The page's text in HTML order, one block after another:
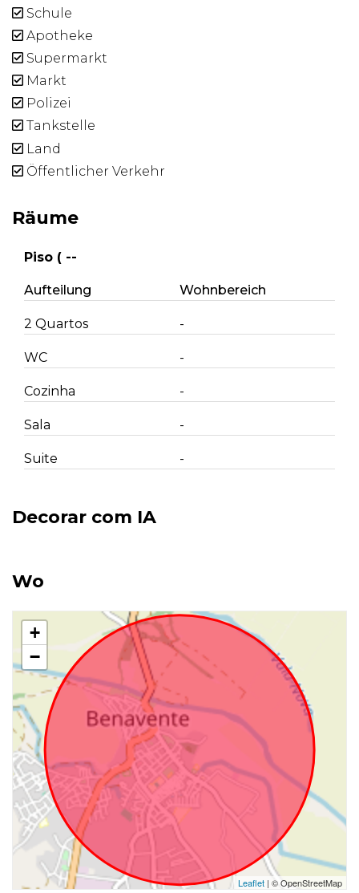
Schule
Apotheke
Supermarkt
Markt
Polizei
Tankstelle
Land
Öffentlicher Verkehr
Räume
Piso ( --
Aufteilung Wohnbereich
2 Quartos -
WC -
Cozinha -
Sala -
Suite -
Decorar com IA
Wo
+
−
Leaflet | © OpenStreetMap